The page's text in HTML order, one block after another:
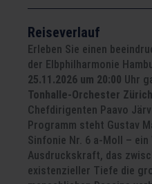
Reiseverlauf
Erleben Sie einen
der Elbphilharmonie
25.11.2026 um 20:00 Uhr
Tonhalle-Orchester Zürich
Chefdirigenten Paavo
Programm steht Gustav
Sinfonie Nr. 6 a-Moll –
Ausdruckskraft, das
existenzieller Tiefe die